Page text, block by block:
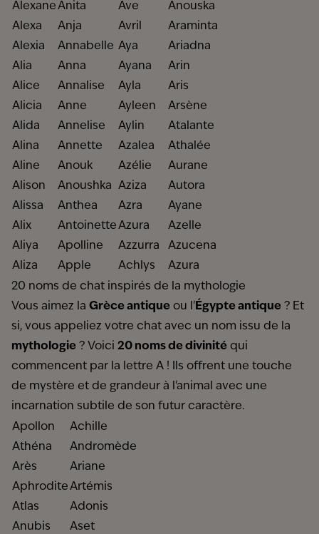
Alexane
Alexa
Alexia
Alia
Alice
Alicia
Alida
Alina
Aline
Alison
Alissa
Alix
Aliya
Aliza
Anita
Anja
Annabelle
Anna
Annalise
Anne
Annelise
Annette
Anouk
Anoushka
Anthea
Antoinette
Apolline
Apple
Ave
Avril
Aya
Ayana
Ayla
Ayleen
Aylin
Azalea
Azélie
Aziza
Azra
Azura
Azzurra
Achlys
Anouska
Araminta
Ariadna
Arin
Aris
Arsène
Atalante
Athalée
Aurane
Autora
Ayane
Azelle
Azucena
Azura
20 noms de chat inspirés de la mythologie
Vous aimez la Grèce antique ou l'Égypte antique ? Et
si, vous appeliez votre chat avec un nom issu de la
mythologie ? Voici 20 noms de divinité qui
commencent par la lettre A ! Ils offrent une touche
de mystère et de grandeur à l'animal avec une
incarnation subtile de son futur caractère.
Apollon
Athéna
Arès
Aphrodite
Atlas
Anubis
Achille
Andromède
Ariane
Artémis
Adonis
Aset